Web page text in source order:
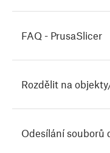
FAQ - PrusaSlicer
Rozdělit na
Odesílání